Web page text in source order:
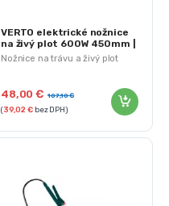
Nožnice na trávu a živý plot
VERTO elektrické nožnice
na živý plot 600W 450mm |
52G567
48,00€ 107,10€
(39,02€bez DPH)